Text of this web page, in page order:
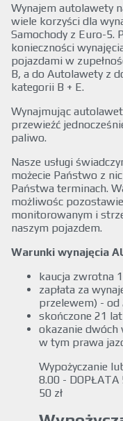
Wynajem autolawety
wiele korzyści dla
Samochody z Euro-5.
konieczności
pojazdami w
B, a do Autolawety z
kategorii B + E.
Wynajmując
przewieźć
paliwo.
Nasze usługi
możecie Państwo z
Państwa terminach.
możliwośc
monitorowanym i
naszym pojazdem.
Warunki wynajęcia
kaucja zwrotna
zapłata za
przelewem) - od
skończone 21 lat
okazanie dwóch
w tym prawa
Wypożyczanie
8.00 - DOPŁATA
50 zł